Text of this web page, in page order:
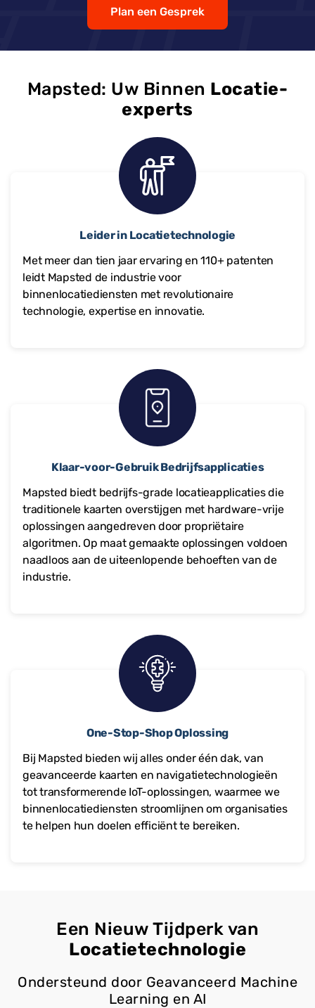
Plan een Gesprek
Mapsted: Uw Binnen Locatie-
experts
Leider in Locatietechnologie
Met meer dan tien jaar ervaring en110+patenten
leidt Mapsted de industrie voor
binnenlocatiediensten met revolutionaire
technologie, expertise en innovatie.
Klaar-voor-Gebruik Bedrijfsapplicaties
Mapsted biedt bedrijfs-grade locatieapplicaties die
traditionele kaarten overstijgen met hardware-vrije
oplossingen aangedreven door propriëtaire
algoritmen. Op maat gemaakte oplossingen voldoen
naadloos aan de uiteenlopende behoeften van de
industrie.
One-Stop-Shop Oplossing
Bij Mapsted bieden wij alles onder één dak, van
geavanceerde kaarten en navigatietechnologieën
tot transformerende IoT-oplossingen, waarmee we
binnenlocatiediensten stroomlijnen om organisaties
te helpen hun doelen efficiënt te bereiken.
Een Nieuw Tijdperk van
Locatietechnologie
Ondersteund door Geavanceerd Machine
Learning en AI